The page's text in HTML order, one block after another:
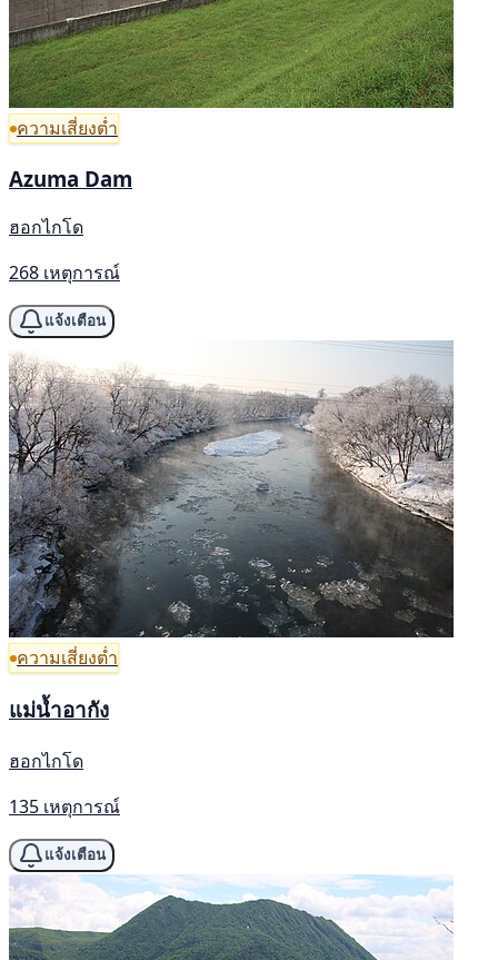
ความเสี่ยงต่ำ
Azuma Dam
ฮอกไกโด
268 เหตุการณ์
แจ้งเตือน
ความเสี่ยงต่ำ
แม่น้ำอากัง
ฮอกไกโด
135 เหตุการณ์
แจ้งเตือน